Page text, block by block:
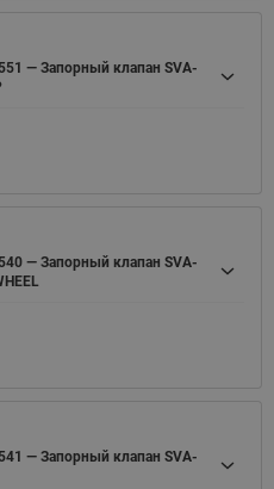
— Запорный клапан SVA-
— Запорный клапан SVA-
— Запорный клапан SVA-